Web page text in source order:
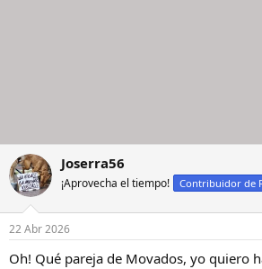
Joserra56
¡Aprovecha el tiempo! Contribuidor de
22 Abr 2026
Oh! Qué pareja de Movados, yo quiero